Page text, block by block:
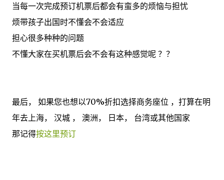
当每一次完成预订机票后都会有蛮多的烦恼与担忧
烦带孩子出国时不懂会不会适应
担心很多种种的问题
不懂大家在买机票后会不会有这种感觉呢 ？？
最后， 如果您也想以70%折扣选择商务座位 ，打算在明
年去上海， 汉城 ， 澳洲， 日本， 台湾或其他国家
那记得按这里预订